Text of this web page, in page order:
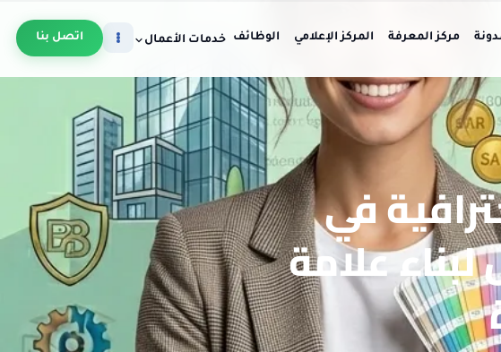
مركز المعرفة المركز الإعلامي الوظائف خدمات الأعمال اتصل بنا
في
علامة